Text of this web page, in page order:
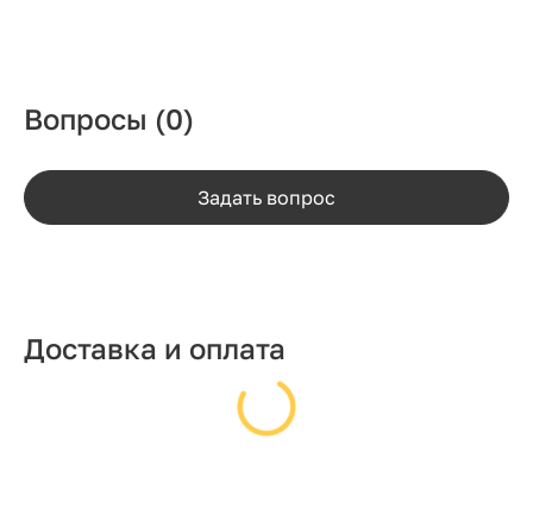
Вопросы (0)
Задать вопрос
Доставка и оплата